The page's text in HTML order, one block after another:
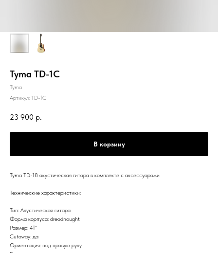
Tyma TD-1C
Tyma
Артикул: TD-1C
23 900 р.
В корзину
Tyma TD-18 акустическая гитара в комплекте с аксессуарами
Технические характеристики:
Тип: Акустическая гитара
Форма корпуса: dreadnought
Размер: 41"
Cutaway: да
Ориентация: под правую руку